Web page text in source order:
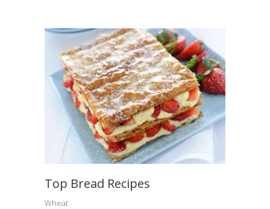
Top Bread Recipes
Wheat